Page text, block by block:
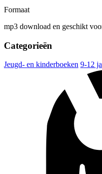
Formaat
mp3 download en geschikt
Categorieën
Jeugd- en kinderboeken 9-12